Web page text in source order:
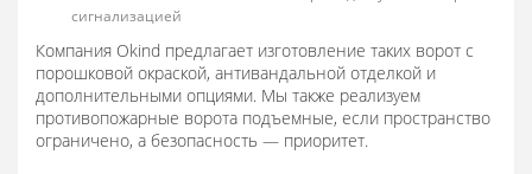
сигнализацией
Компания Okind предлагает изготовление таких ворот с
порошковой окраской, антивандальной отделкой и
дополнительными опциями. Мы также реализуем
противопожарные ворота подъемные, если пространство
ограничено, а безопасность — приоритет.